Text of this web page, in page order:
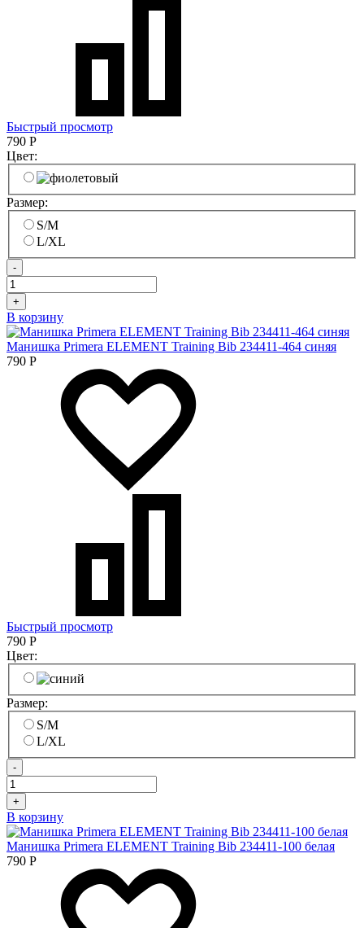
Быстрый просмотр
790 Р
Цвет:
Размер:
S/M
L/XL
-
+
В корзину
Манишка Primera ELEMENT Training Bib 234411-464 синяя
790 Р
Быстрый просмотр
790 Р
Цвет:
Размер:
S/M
L/XL
-
+
В корзину
Манишка Primera ELEMENT Training Bib 234411-100 белая
790 Р